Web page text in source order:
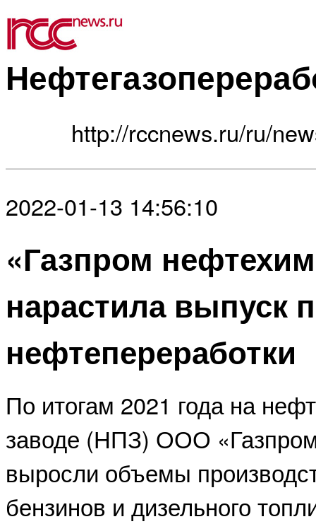
http://rccnews.ru/ru/
2022-01-13 14:56:10
«Газпром
нарастила выпуск
нефтепереработки
По итогам 2021 года на
заводе (НПЗ) ООО
выросли объемы
бензинов и дизельного